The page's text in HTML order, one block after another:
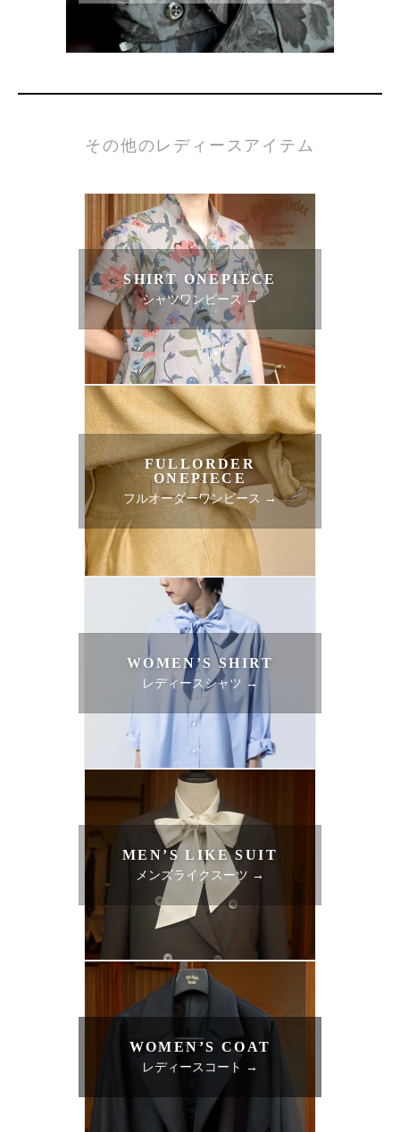
その他のレディースアイテム
SHIRT ONEPIECE
シャツワンピース →
FULLORDER
ONEPIECE
フルオーダーワンピース →
WOMEN’S SHIRT
レディースシャツ →
MEN’S LIKE SUIT
メンズライクスーツ →
WOMEN’S COAT
レディースコート →